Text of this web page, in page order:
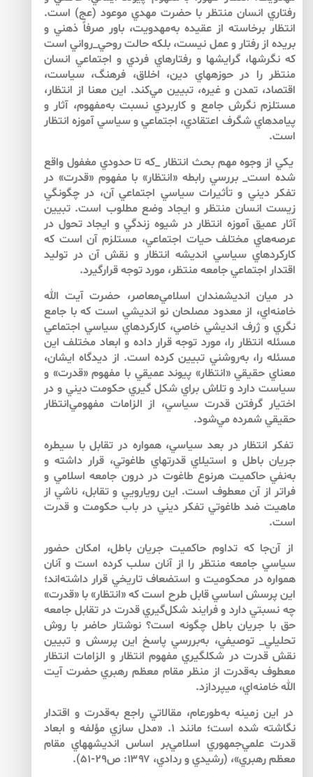
رفتاري انسان منتظر با حضرت مهدي موعود (عج) است.
انتظار برخاسته از عقيده به‌مهدويت، باور صرفاً ذهني و
بريده از رفتار و عمل نيست، بلكه حالت روحي_رواني است
كه نگرش‏ها، گرايش‏ها و رفتارهاي فردي و اجتماعي انسان
منتظر را در حوزه‏هاي دين، اخلاق، فرهنگ، سياست،
اقتصاد، تمدن و غيره، تبيين مي‌كند. اين معنا از انتظار،
مستلزم نگرش جامع و كاربردي نسبت به‌مفهوم، آثار و
پيامدهاي شگرف اعتقادي، اجتماعي و سياسي آموزه انتظار
است.
يكي از وجوه مهم بحث انتظار _كه تا حدودي مغفول واقع
شده است_ بررسي رابطه «انتظار» با مفهوم «قدرت» در
تفكر ديني و تأثيرات سياسي اجتماعي آن، در چگونگي
زيست انسان منتظر و ايجاد وضع مطلوب است. تبيين
آثار عميق آموزه انتظار در شيوه‌ زندگي و ايجاد تحول در
عرصه‌هاي مختلف حيات اجتماعي، مستلزم آن است كه
كاركردهاي سياسي انديشه انتظار و نقش آن در توليد
اقتدار اجتماعي جامعه منتظر، مورد توجه قرارگيرد.
در ميان انديشمندان اسلامي‌معاصر، حضرت آيت الله
خامنه‌اي، از معدود مصلحان نو انديشي است كه با جامع
نگري و ژرف انديشي خاصي، كاركردهاي سياسي اجتماعي
مسئله انتظار را، مورد توجه قرار داده و ابعاد مختلف اين
مسئله را، به‌روشني تبيين كرده است. از ديدگاه ايشان،
معناي حقيقي «انتظار» پيوند عميقي با مفهوم «قدرت» و
سياست دارد و تلاش براي شكل گيري حكومت ديني و در
اختيار گرفتن قدرت سياسي، از الزامات مفهومي‌انتظار
حقيقي شمرده مي‌شود.
تفكر انتظار در بعد سياسي، همواره در تقابل با سيطره
جريان باطل و استيلاي قدرت‏هاي طاغوتي، قرار داشته و
به‌نفي حاكميت هرنوع طاغوت در درون جامعه اسلامي ‌و
فراتر از آن معطوف است. اين رويارويي و تقابل، ناشي از
ماهيت ضد طاغوتي تفكر ديني در باب حكومت و قدرت
است.
از آن‌جا كه تداوم حاكميت جريان باطل، امكان حضور
سياسي جامعه منتظر را از آنان سلب كرده است و آنان
همواره در محكوميت و استضعاف تاريخي قرار داشته‌اند؛
اين پرسش اساسي قابل طرح است كه «انتظار» با «قدرت»
چه نسبتي دارد و فرايند شكل‌گيري قدرت در تقابل جامعه
حق با جريان باطل چگونه است؟ نوشتار حاضر با روش
تحليلي_ توصيفي، به‌بررسي پاسخ اين پرسش و تبيين
نقش قدرت در شكل‏گيري مفهوم انتظار و الزامات انتظار
معطوف به‌قدرت از منظر مقام معظم رهبري حضرت آيت
الله خامنه‌اي، مي‏پردازد.
در اين زمينه به‌طورعام، مقالاتي راجع به‌قدرت و اقتدار
نگاشته شده است؛ مانند ۱. «مدل سازي مؤلفه و ابعاد
قدرت علمي‌جمهوري اسلامي‌بر اساس انديشه­هاي مقام
معظم رهبري»، (رشيدي و ردادي، ۱۳۹۷: ص۲۹-۵۱).